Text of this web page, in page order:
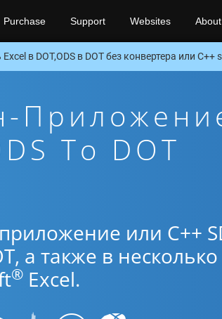
Purchase Support Websites About
в DOT,ODS в DOT без конвертера или C++
To DOT
или C++
а также в несколько
® Excel.